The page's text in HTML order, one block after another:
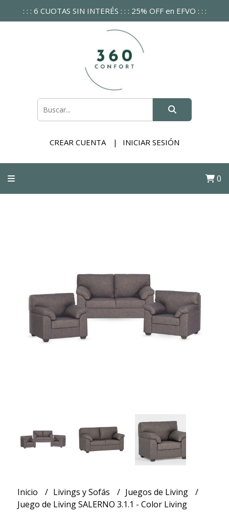
: : : 6 CUOTAS SIN INTERÉS : : : 25% OFF en EFVO : : :
CREAR CUENTA INICIAR SESIÓN
0
Inicio Livings y Sofás
Juegos de Living
Juego de Living SALERNO 3.1.1 - Color Living